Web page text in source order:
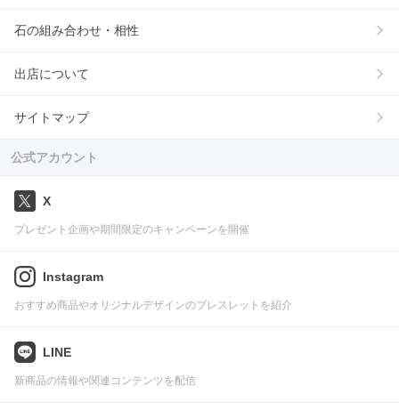
石の組み合わせ・相性
出店について
サイトマップ
公式アカウント
X
プレゼント企画や期間限定のキャンペーンを開催
Instagram
おすすめ商品やオリジナルデザインのブレスレットを紹介
LINE
新商品の情報や関連コンテンツを配信